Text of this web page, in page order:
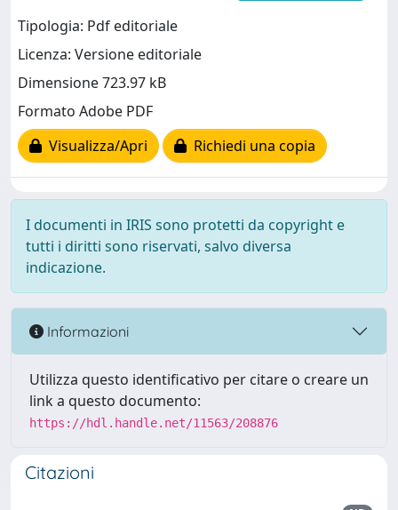
Tipologia: Pdf editoriale
Licenza: Versione editoriale
Dimensione 723.97 kB
Formato Adobe PDF
Visualizza/Apri
Richiedi una copia
I documenti in IRIS sono protetti da copyright e
tutti i diritti sono riservati, salvo diversa
indicazione.
Informazioni
Utilizza questo identificativo per citare o creare un
link a questo documento:
https://hdl.handle.net/11563/208876
Citazioni